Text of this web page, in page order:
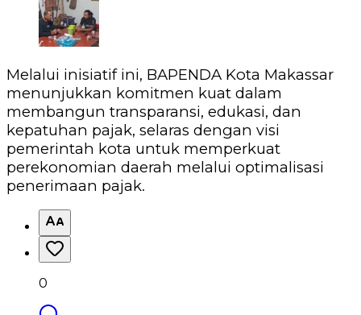
Melalui inisiatif ini, BAPENDA Kota Makassar
menunjukkan komitmen kuat dalam
membangun transparansi, edukasi, dan
kepatuhan pajak, selaras dengan visi
pemerintah kota untuk memperkuat
perekonomian daerah melalui optimalisasi
penerimaan pajak.
0